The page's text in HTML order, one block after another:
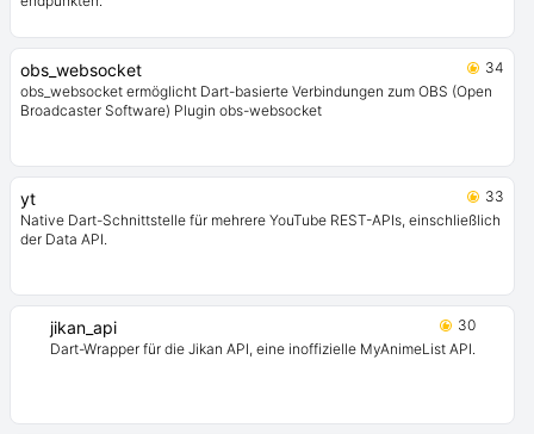
obs_websocket
34
obs_websocket ermöglicht Dart-basierte Verbindungen zum OBS (Open
Broadcaster Software) Plugin obs-websocket
yt
33
Native Dart-Schnittstelle für mehrere YouTube REST-APIs, einschließlich
der Data API.
jikan_api
30
Dart-Wrapper für die Jikan API, eine inoffizielle MyAnimeList API.